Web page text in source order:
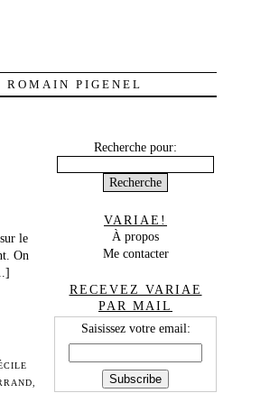
ROMAIN PIGENEL
le
On
Recherche pour:
VARIAE!
À propos
Me contacter
RECEVEZ VARIAE
PAR MAIL
Saisissez votre email: